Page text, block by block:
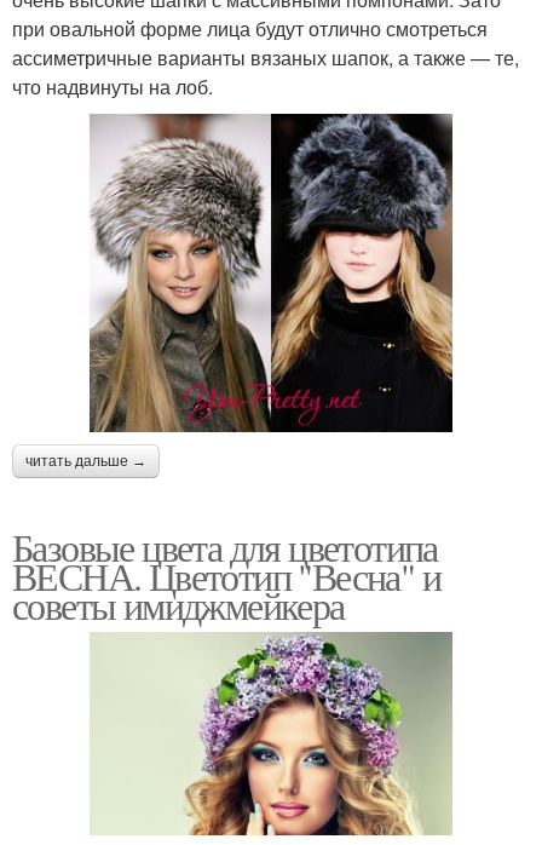
при овальной форме лица будут отлично смотреться
ассиметричные варианты вязаных шапок, а также — те,
что надвинуты на лоб.
читать дальше →
Базовые цвета для цветотипа
ВЕСНА. Цветотип "Весна" и
советы имиджмейкера